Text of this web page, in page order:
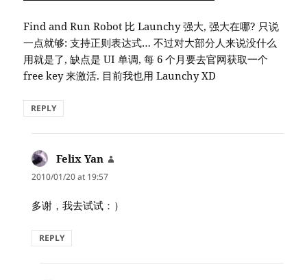
Find and Run Robot 比 Launchy 强大, 强大在哪? 只说
一点就够: 支持正则表达式… 不过对大部分人来说没什么
用就是了, 缺点是 UI 单调, 每 6 个月要去官网获取一个
free key 来激活. 目前我也用 Launchy XD
REPLY
Felix Yan
2010/01/20 at 19:57
多谢，我去试试：）
REPLY